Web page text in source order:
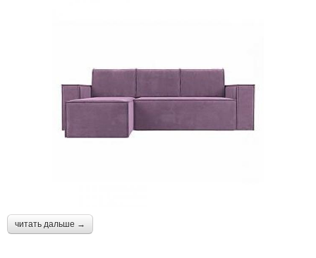
читать дальше →